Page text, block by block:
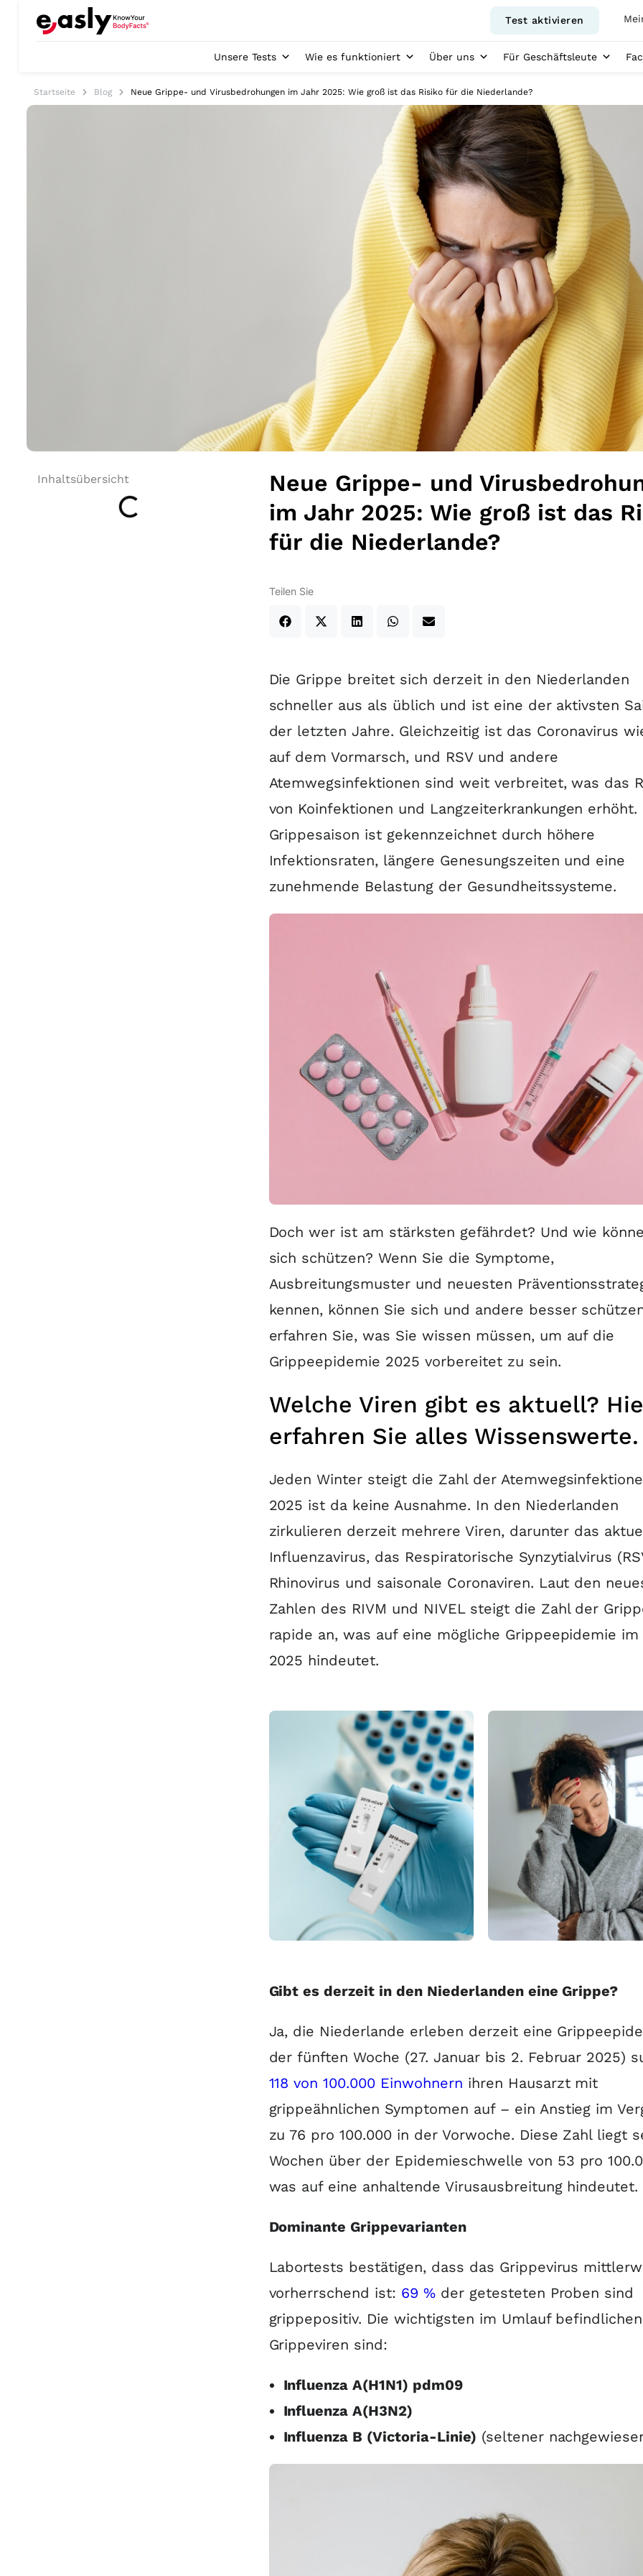
Test aktivieren
Unsere Tests Wie es funktioniert Über uns Für Geschäftsleute
Startseite Blog Neue Grippe- und Virusbedrohungen im Jahr 2025: Wie groß ist das Risiko für die Niederlande?
Inhaltsübersicht
Neue Grippe- und
im Jahr 2025: Wie groß ist das
für die Niederlande?
Teilen Sie
Die Grippe breitet sich derzeit in den Niederlanden
schneller aus als üblich und ist eine der aktivsten
der letzten Jahre. Gleichzeitig ist das Coronavirus
auf dem Vormarsch, und RSV und andere
Atemwegsinfektionen sind weit verbreitet, was das
von Koinfektionen und Langzeiterkrankungen erhöht.
Grippesaison ist gekennzeichnet durch höhere
Infektionsraten, längere Genesungszeiten und eine
zunehmende Belastung der Gesundheitssysteme.
Doch wer ist am stärksten gefährdet? Und wie
sich schützen? Wenn Sie die Symptome,
Ausbreitungsmuster und neuesten
kennen, können Sie sich und andere besser
erfahren Sie, was Sie wissen müssen, um auf die
Grippeepidemie 2025 vorbereitet zu sein.
Welche Viren gibt es aktuell?
erfahren Sie alles Wissenswerte.
Jeden Winter steigt die Zahl der
2025 ist da keine Ausnahme. In den Niederlanden
zirkulieren derzeit mehrere Viren, darunter das
Influenzavirus, das Respiratorische Synzytialvirus
Rhinovirus und saisonale Coronaviren. Laut den
Zahlen des RIVM und NIVEL steigt die Zahl der
rapide an, was auf eine mögliche Grippeepidemie im
2025 hindeutet.
Gibt es derzeit in den Niederlanden eine Grippe?
Ja, die Niederlande erleben derzeit eine
der fünften Woche (27. Januar bis 2. Februar 2025)
118 von 100.000 Einwohnern ihren Hausarzt mit
grippeähnlichen Symptomen auf – ein Anstieg im
zu 76 pro 100.000 in der Vorwoche. Diese Zahl liegt
Wochen über der Epidemieschwelle von 53 pro
was auf eine anhaltende Virusausbreitung hindeutet.
Dominante Grippevarianten
Labortests bestätigen, dass das Grippevirus
vorherrschend ist: 69 %der getesteten Proben sind
grippepositiv. Die wichtigsten im Umlauf befindlichen
Grippeviren sind:
Influenza A(H1N1) pdm09
Influenza A(H3N2)
Influenza B (Victoria-Linie) (seltener